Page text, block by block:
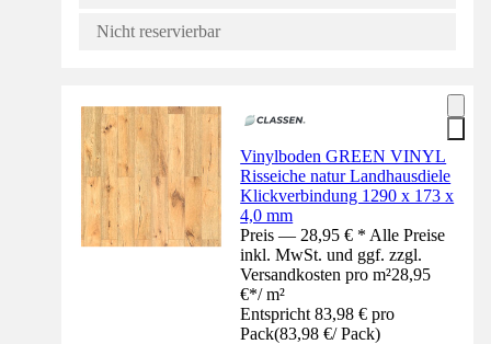
Nicht reservierbar
Vinylboden GREEN VINYL
Risseiche natur Landhausdiele
Klickverbindung 1290 x 173 x
4,0 mm
Preis — 28,95 € * Alle Preise
inkl. MwSt. und ggf. zzgl.
Versandkosten pro m²28,95
€*/ m²
Entspricht 83,98 € pro
Pack(83,98 €/ Pack)